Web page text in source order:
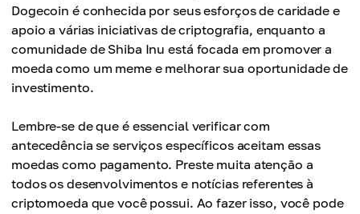
Dogecoin é conhecida por seus esforços de caridade e
apoio a várias iniciativas de criptografia, enquanto a
comunidade de Shiba Inu está focada em promover a
moeda como um meme e melhorar sua oportunidade de
investimento.
Lembre-se de que é essencial verificar com
antecedência se serviços específicos aceitam essas
moedas como pagamento. Preste muita atenção a
todos os desenvolvimentos e notícias referentes à
criptomoeda que você possui. Ao fazer isso, você pode